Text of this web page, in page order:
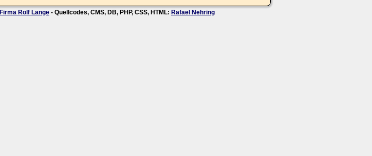
Firma Rolf Lange - Quellcodes, CMS, DB, PHP, CSS, HTML: Rafael Nehring